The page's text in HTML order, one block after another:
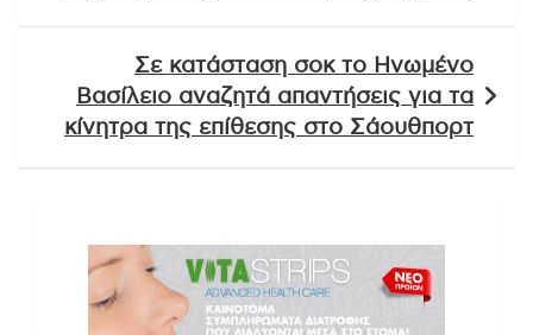
Σε κατάσταση σοκ το Ηνωμένο
Βασίλειο αναζητά απαντήσεις για τα
κίνητρα της επίθεσης στο Σάουθπορτ